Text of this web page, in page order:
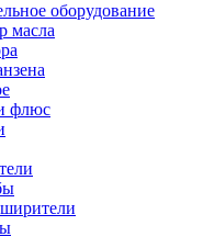
оборудование
масла
флюс